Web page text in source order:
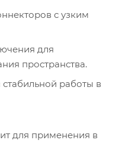
с узким
для
пространства.
работы в
для применения в